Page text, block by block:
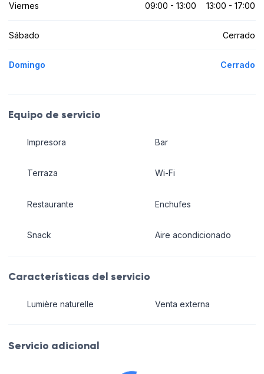
Viernes 09:00 - 13:00 13:00 - 17:00
Sábado Cerrado
Domingo Cerrado
Equipo de servicio
Impresora
Terraza
Restaurante
Snack
Bar
Wi-Fi
Enchufes
Aire acondicionado
Características del servicio
Lumière naturelle Venta externa
Servicio adicional